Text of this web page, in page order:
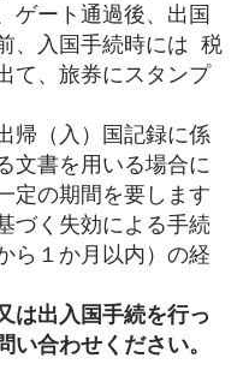
ゲート通過後、出国
、入国手続時には 税
て、旅券にスタンプ
帰（入）国記録に係
文書を用いる場合に
定の期間を要します
づく失効による手続
ら１か月以内）の経
は出入国手続を行っ
い合わせください。